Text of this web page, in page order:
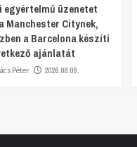
egyértelmű üzenetet
Manchester Citynek,
a Barcelona készíti
ajánlatát
Péter 2026.08.08.